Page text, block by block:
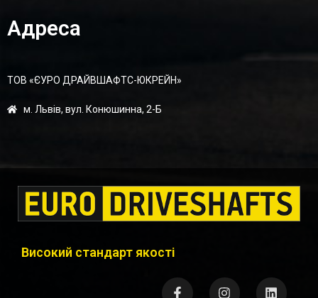
Адреса
ТОВ «ЄУРО ДРАЙВШАФТC-ЮКРЕЙН»
м. Львів, вул. Конюшинна, 2-Б
Високий стандарт якості